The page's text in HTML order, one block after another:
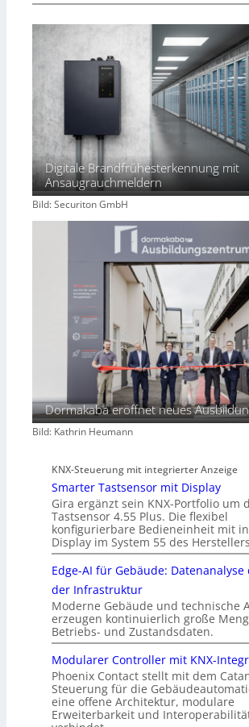
Digitale Brandfrühesterkennung mit
Ansaugrauchmeldern
Bild: Securiton GmbH
Dormakaba eröffnet neues
Bild: Kathrin Heumann
KNX-Steuerung mit integrierter Anzeige
Smarter Tastsensor mit Display
Gira ergänzt sein KNX-Portfolio um
Tastsensor 4.55 Plus. Die flexibel
konfigurierbare Bedieneinheit mit
Display im System 55 des
Edge-AI für Gebäude:
der Infrastruktur
Moderne Gebäude und technische
erzeugen kontinuierlich große
Betriebs- und Zustandsdaten.
Modularer Controller mit KNX-
Phoenix Contact stellt mit dem
Steuerung für die
eine offene Architektur, modulare
Erweiterbarkeit und